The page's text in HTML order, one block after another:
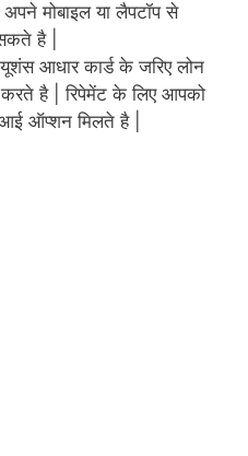
मोबाइल या लैपटॉप से
है |
आधार कार्ड के जरिए लोन
है | रिपेमेंट के लिए आपको
ऑप्शन मिलते है |